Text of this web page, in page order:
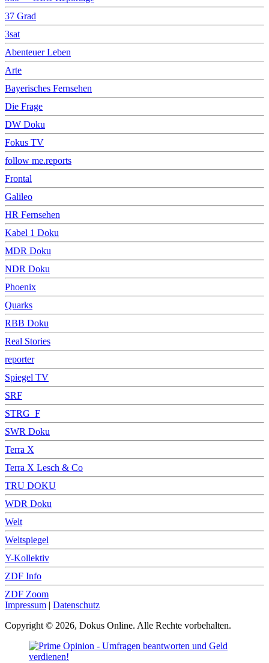
37 Grad
3sat
Abenteuer Leben
Arte
Bayerisches Fernsehen
Die Frage
DW Doku
Fokus TV
follow me.reports
Frontal
Galileo
HR Fernsehen
Kabel 1 Doku
MDR Doku
NDR Doku
Phoenix
Quarks
RBB Doku
Real Stories
reporter
Spiegel TV
SRF
STRG_F
SWR Doku
Terra X
Terra X Lesch & Co
TRU DOKU
WDR Doku
Welt
Weltspiegel
Y-Kollektiv
ZDF Info
ZDF Zoom
Impressum | Datenschutz
Copyright © 2026, Dokus Online. Alle Rechte vorbehalten.